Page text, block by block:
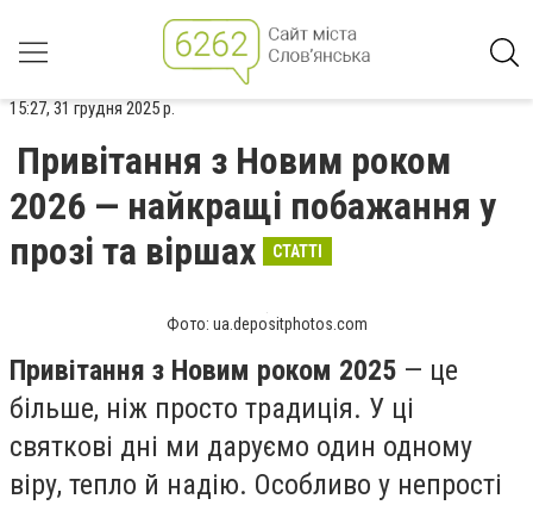
15:27, 31 грудня 2025 р.
Привітання з Новим роком
2026 — найкращі побажання у
прозі та віршах
СТАТТІ
Фото: ua.depositphotos.com
Привітання з Новим роком 2025 — це
більше, ніж просто традиція. У ці
святкові дні ми даруємо один одному
віру, тепло й надію. Особливо у непрості